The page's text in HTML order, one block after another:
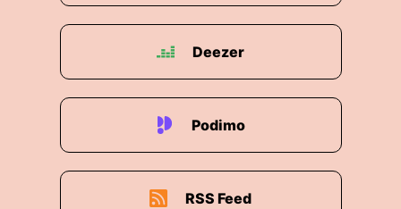
Deezer
Podimo
RSS Feed